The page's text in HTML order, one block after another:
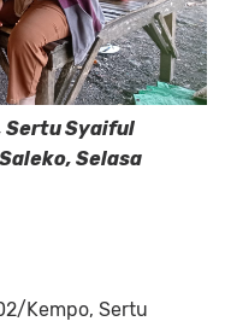
Sertu Syaiful
Selasa
Kempo, Sertu